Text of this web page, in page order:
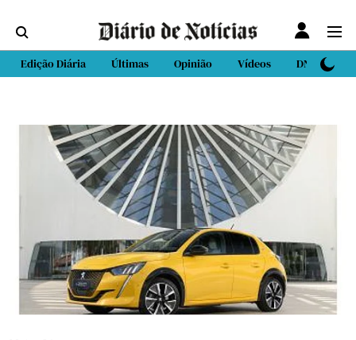
Edição Diária Últimas Opinião Vídeos DN Sport